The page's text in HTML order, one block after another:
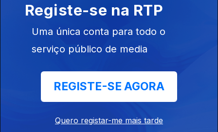
Registe-se na RTP
Uma única conta para todo o
serviço público de media
REGISTE-SE AGORA
Quero registar-me mais tarde